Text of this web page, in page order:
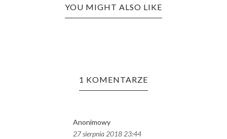
YOU MIGHT ALSO LIKE
1 KOMENTARZE
Anonimowy
27 sierpnia 2018 23:44